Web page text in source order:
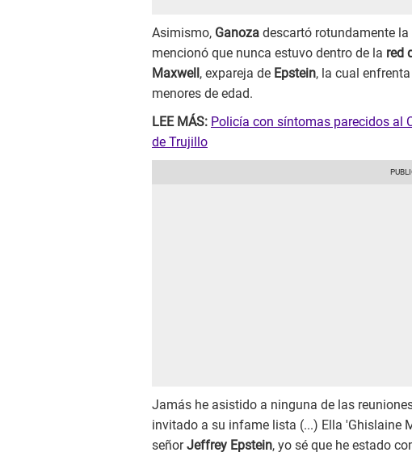
Asimismo, Ganoza descartó rotundamente
mencionó que nunca estuvo dentro de la red
Maxwell , expareja de Epstein, la cual
menores de edad.
LEE MÁS: Policía con síntomas parecidos al
de Trujillo
Jamás he asistido a ninguna de las
invitado a su infame lista (...) Ella 'Ghislaine
señorJeffrey Epstein, yo sé que he estado